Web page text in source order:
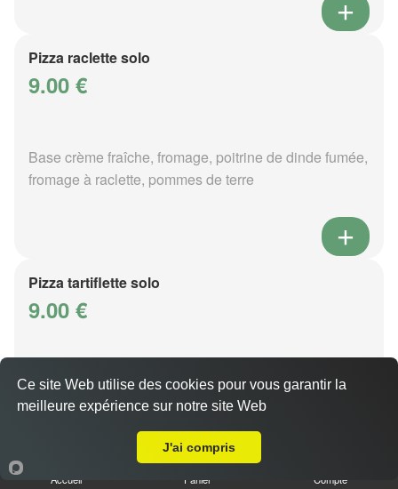
Pizza raclette solo
9.00 €
Base crème fraîche, fromage, poitrine de dinde fumée,
fromage à raclette, pommes de terre
Pizza tartiflette solo
9.00 €
Base crème fraîche, fromage, poitrine de dinde fumée,
reblochon, pommes de terre
Accueil Panier Compte
Ce site Web utilise des cookies pour vous garantir la
meilleure expérience sur notre site Web
J'ai compris